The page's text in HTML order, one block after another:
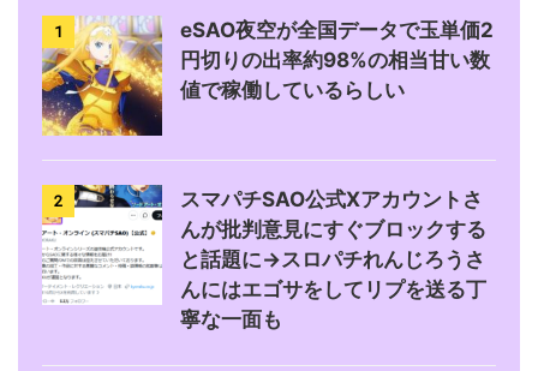
1
eSAO夜空が全国データで玉単価2
円切りの出率約98%の相当甘い数
値で稼働しているらしい
2
スマパチSAO公式Xアカウントさ
んが批判意見にすぐブロックする
と話題に→スロパチれんじろうさ
んにはエゴサをしてリプを送る丁
寧な一面も